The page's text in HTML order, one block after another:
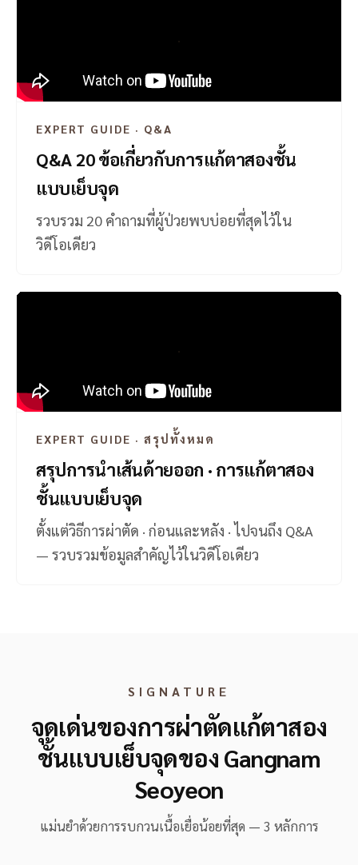
EXPERT GUIDE · Q&A
Q&A 20 ข้อเกี่ยวกับการแก้ตาสองชั้น
แบบเย็บจุด
รวบรวม 20 คำถามที่ผู้ป่วยพบบ่อยที่สุดไว้ใน
วิดีโอเดียว
EXPERT GUIDE · สรุปทั้งหมด
สรุปการนำเส้นด้ายออก · การแก้ตาสอง
ชั้นแบบเย็บจุด
ตั้งแต่วิธีการผ่าตัด · ก่อนและหลัง · ไปจนถึง Q&A
— รวบรวมข้อมูลสำคัญไว้ในวิดีโอเดียว
SIGNATURE
จุดเด่นของการผ่าตัดแก้ตาสอง
ชั้นแบบเย็บจุดของ Gangnam
Seoyeon
แม่นยำด้วยการรบกวนเนื้อเยื่อน้อยที่สุด — 3 หลักการ